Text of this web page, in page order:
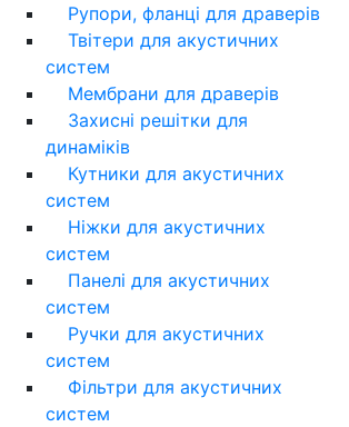
Рупори, фланці для драверів
Твітери для акустичних
систем
Мембрани для драверів
Захисні решітки для
динаміків
Кутники для акустичних
систем
Ніжки для акустичних
систем
Панелі для акустичних
систем
Ручки для акустичних
систем
Фільтри для акустичних
систем